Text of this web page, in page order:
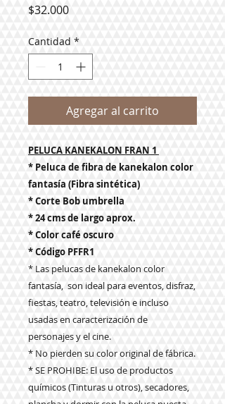
$32.000Precio
Cantidad *
Agregar al carrito
PELUCA KANEKALON FRAN 1
* Peluca de fibra de kanekalon color
fantasía (Fibra sintética)
* Corte Bob umbrella
* 24 cms de largo aprox.
* Color café oscuro
* Código PFFR1
* Las pelucas de kanekalon color
fantasía, son ideal para eventos, disfraz,
fiestas, teatro, televisión e incluso
usadas en caracterización de
personajes y el cine.
* No pierden su color original de fábrica.
* SE PROHIBE: El uso de productos
químicos (Tinturas u otros), secadores,